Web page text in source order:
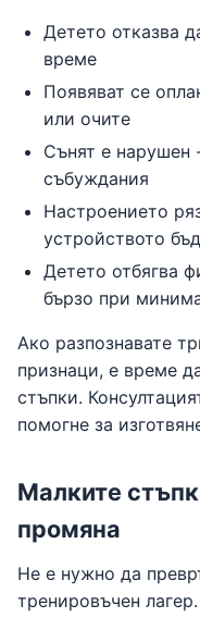
Детето отказва
време
Появяват се
или очите
Сънят е нарушен
събуждания
Настроението
устройството
Детето отбягва
бързо при
Ако разпознавате
признаци, е време
стъпки.
помогне за
Малките
промяна
Не е нужно да
тренировъчен